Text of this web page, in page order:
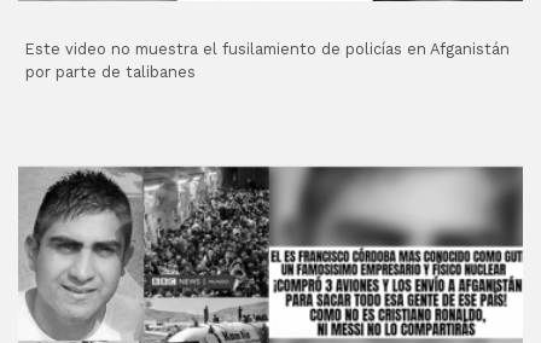
Este video no muestra el fusilamiento de policías en Afganistán
por parte de talibanes